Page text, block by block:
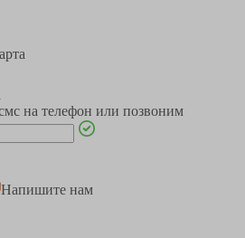
на телефон или позвоним
Напишите нам